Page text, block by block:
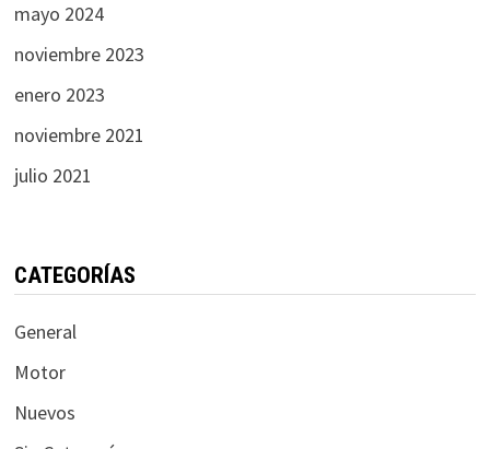
mayo 2024
noviembre 2023
enero 2023
noviembre 2021
julio 2021
CATEGORÍAS
General
Motor
Nuevos